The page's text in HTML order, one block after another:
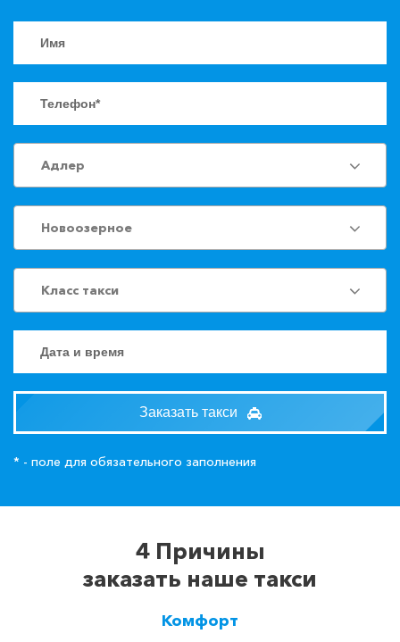
Адлер
Новоозерное
Класс такси
Заказать такси
* - поле для обязательного заполнения
4 Причины
заказать наше такси
Комфорт